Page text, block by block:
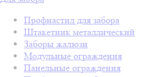
Профнастил для забора
Штакетник металлический
Заборы жалюзи
Модульные ограждения
Панельные ограждения